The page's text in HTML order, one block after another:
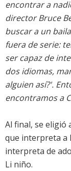
encontrar a
director Bruce
buscar a un
fuera de serie:
ser capaz de
dos idiomas,
alguien así?'.
encontramos a
Al final, se eligió
que interpreta a
interpreta de
Li niño.